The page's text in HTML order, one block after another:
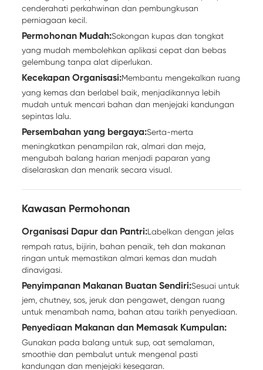
cenderahati perkahwinan dan pembungkusan
perniagaan kecil.
Permohonan Mudah:Sokongan kupas dan tongkat
yang mudah membolehkan aplikasi cepat dan bebas
gelembung tanpa alat diperlukan.
Kecekapan Organisasi:Membantu mengekalkan ruang
yang kemas dan berlabel baik, menjadikannya lebih
mudah untuk mencari bahan dan menjejaki kandungan
sepintas lalu.
Persembahan yang bergaya:Serta-merta
meningkatkan penampilan rak, almari dan meja,
mengubah balang harian menjadi paparan yang
diselaraskan dan menarik secara visual.
Kawasan Permohonan
Organisasi Dapur dan Pantri:Labelkan dengan jelas
rempah ratus, bijirin, bahan penaik, teh dan makanan
ringan untuk memastikan almari kemas dan mudah
dinavigasi.
Penyimpanan Makanan Buatan Sendiri:Sesuai untuk
jem, chutney, sos, jeruk dan pengawet, dengan ruang
untuk menambah nama, bahan atau tarikh penyediaan.
Penyediaan Makanan dan Memasak Kumpulan:
Gunakan pada balang untuk sup, oat semalaman,
smoothie dan pembalut untuk mengenal pasti
kandungan dan menjejaki kesegaran.